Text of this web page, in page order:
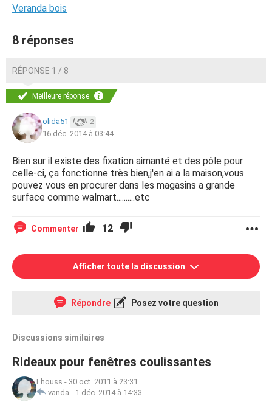
Veranda bois
8 réponses
RÉPONSE 1 / 8
Meilleure réponse
olida51 2
16 déc. 2014 à 03:44
Bien sur il existe des fixation aimanté et des pôle pour
celle-ci, ça fonctionne très bien,j'en ai a la maison,vous
pouvez vous en procurer dans les magasins a grande
surface comme walmart..........etc
Commenter 12
Afficher toute la discussion
Répondre Posez votre question
Discussions similaires
Rideaux pour fenêtres coulissantes
Lhouss - 30 oct. 2011 à 23:31
vanda - 1 déc. 2014 à 14:33